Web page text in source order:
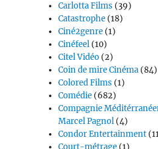
Carlotta Films (39)
Catastrophe (18)
Ciné2genre (1)
Cinéfeel (10)
Citel Vidéo (2)
Coin de mire Cinéma (84)
Colored Films (1)
Comédie (682)
Compagnie
Marcel Pagnol (4)
Condor Entertainment
Court-métrage (1)